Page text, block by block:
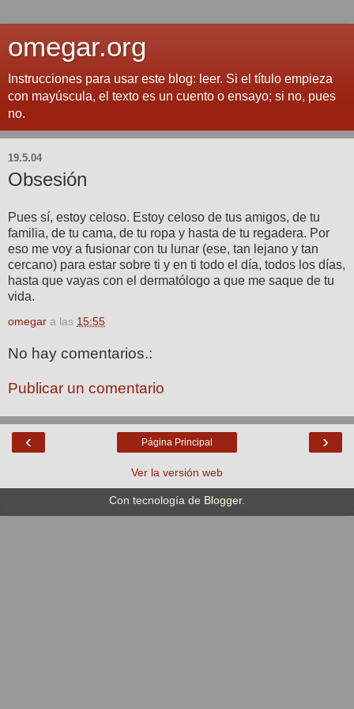
omegar.org
Instrucciones para usar este blog: leer. Si el título empieza
con mayúscula, el texto es un cuento o ensayo; si no, pues
no.
19.5.04
Obsesión
Pues sí, estoy celoso. Estoy celoso de tus amigos, de tu
familia, de tu cama, de tu ropa y hasta de tu regadera. Por
eso me voy a fusionar con tu lunar (ese, tan lejano y tan
cercano) para estar sobre ti y en ti todo el día, todos los días,
hasta que vayas con el dermatólogo a que me saque de tu
vida.
omegar a las 15:55
No hay comentarios.:
Publicar un comentario
‹ ›
Página Principal
Ver la versión web
Con tecnología de Blogger.